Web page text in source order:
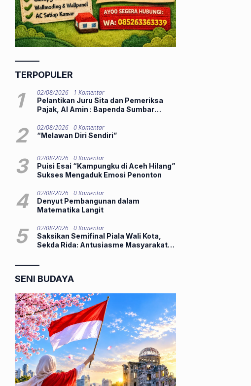
TERPOPULER
1 02/08/2026
1 Komentar
Pelantikan Juru Sita dan Pemeriksa
Pajak, Al Amin : Bapenda Sumbar
Publik
2 02/08/2026
0 Komentar
“Melawan Diri Sendiri”
3 02/08/2026
0 Komentar
Puisi Esai “Kampungku di Aceh Hilang”
Sukses Mengaduk Emosi Penonton
4 02/08/2026
0 Komentar
Denyut Pembangunan dalam
Matematika Langit
5 02/08/2026
0 Komentar
Saksikan Semifinal Piala Wali Kota,
Sekda Rida: Antusiasme Masyarakat
SENI BUDAYA